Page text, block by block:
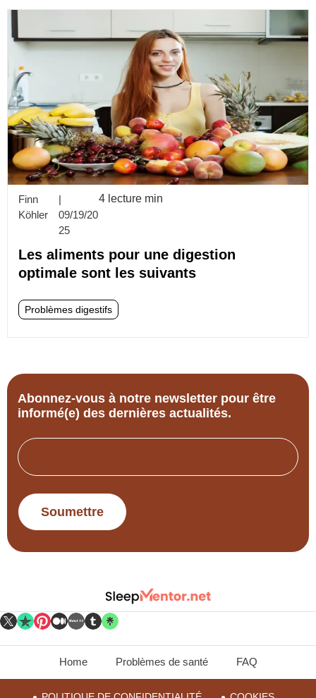
Finn
Köhler
|
09/19/20
25
4 lecture min
Les aliments pour une digestion
optimale sont les suivants
Problèmes digestifs
Abonnez-vous à notre newsletter pour être
informé(e) des dernières actualités.
Email
Home Problèmes de santé FAQ